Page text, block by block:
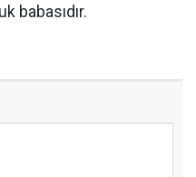
babasıdır.